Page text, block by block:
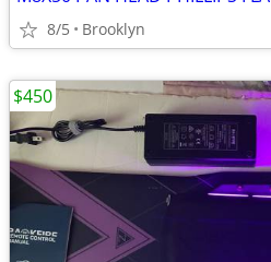
8/5 Brooklyn
$450